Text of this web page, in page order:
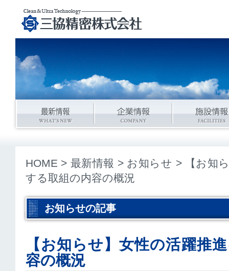
HOME > 最新情報 > お知らせ > 【お知
する取組の内容の概況
お知らせの記事
【お知らせ】女性の活躍推
容の概況